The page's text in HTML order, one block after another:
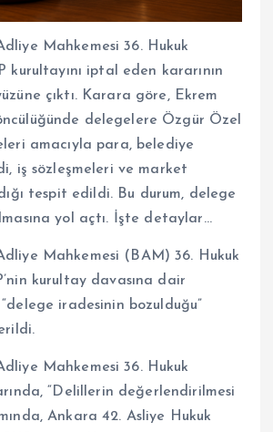
Mahkemesi 36. Hukuk
kurultayını iptal eden kararının
çıktı. Karara göre, Ekrem
delegelere Özgür Özel
amacıyla para, belediye
iş sözleşmeleri ve market
tespit edildi. Bu durum, delege
yol açtı. İşte detaylar…
Mahkemesi (BAM) 36. Hukuk
kurultay davasına dair
“delege iradesinin bozulduğu”
Mahkemesi 36. Hukuk
“Delillerin değerlendirilmesi
Ankara 42. Asliye Hukuk